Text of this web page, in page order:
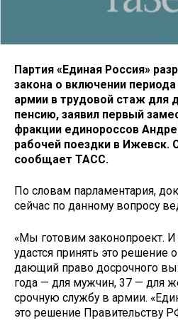
Партия «Единая Россия»
закона о включении
армии в трудовой стаж для
пенсию, заявил первый
фракции единороссов
рабочей поездки в Ижевск.
сообщает ТАСС.
По словам парламентария,
сейчас по данному вопросу
«Мы готовим законопроект.
удастся принять это решение
дающий право досрочного
года — для мужчин, 37 — для
срочную службу в армии.
это решение Правительству